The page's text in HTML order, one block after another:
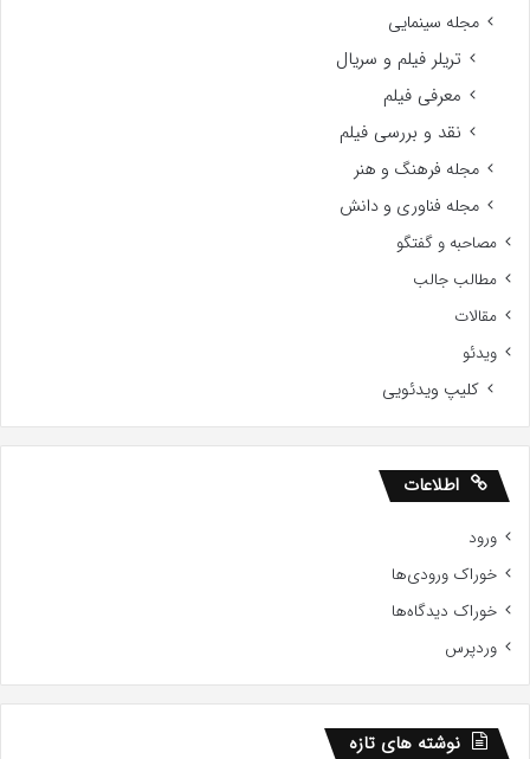
مجله سینمایی
تریلر فیلم و سریال
معرفی فیلم
نقد و بررسی فیلم
مجله فرهنگ و هنر
مجله فناوری و دانش
مصاحبه و گفتگو
مطالب جالب
مقالات
ویدئو
کلیپ ویدئویی
اطلاعات
ورود
خوراک ورودی‌ها
خوراک دیدگاه‌ها
وردپرس
نوشته های تازه